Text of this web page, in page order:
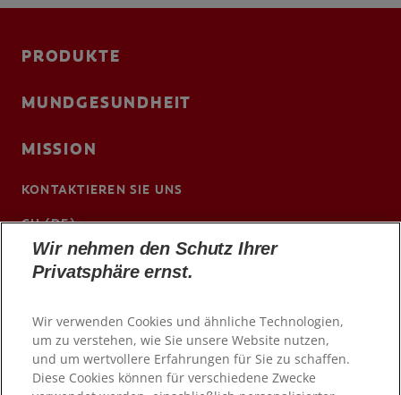
PRODUKTE
MUNDGESUNDHEIT
MISSION
KONTAKTIEREN SIE UNS
CH (DE)
Wir nehmen den Schutz Ihrer
Privatsphäre ernst.
Wir verwenden Cookies und ähnliche Technologien,
um zu verstehen, wie Sie unsere Website nutzen,
und um wertvollere Erfahrungen für Sie zu schaffen.
Diese Cookies können für verschiedene Zwecke